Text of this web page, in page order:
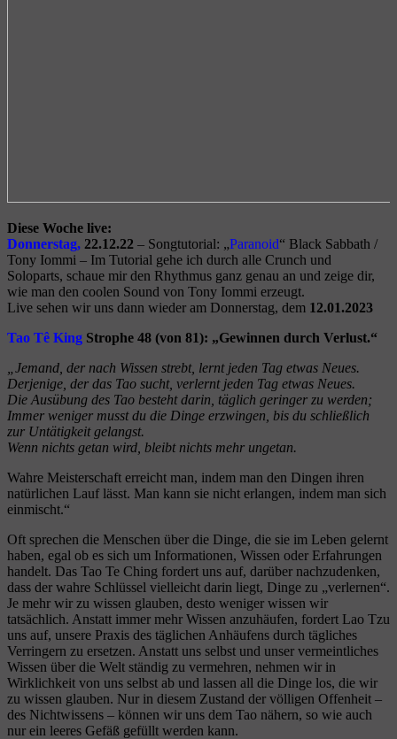
Diese Woche live:
Donnerstag, 22.12.22 – Songtutorial: „Paranoid“ Black Sabbath /
Tony Iommi – Im Tutorial gehe ich durch alle Crunch und
Soloparts, schaue mir den Rhythmus ganz genau an und zeige dir,
wie man den coolen Sound von Tony Iommi erzeugt.
Live sehen wir uns dann wieder am Donnerstag, dem 12.01.2023
Tao Tê King Strophe 48 (von 81): „Gewinnen durch Verlust.“
„Jemand, der nach Wissen strebt, lernt jeden Tag etwas Neues.
Derjenige, der das Tao sucht, verlernt jeden Tag etwas Neues.
Die Ausübung des Tao besteht darin, täglich geringer zu werden;
Immer weniger musst du die Dinge erzwingen, bis du schließlich
zur Untätigkeit gelangst.
Wenn nichts getan wird, bleibt nichts mehr ungetan.
Wahre Meisterschaft erreicht man, indem man den Dingen ihren
natürlichen Lauf lässt. Man kann sie nicht erlangen, indem man sich
einmischt.“
Oft sprechen die Menschen über die Dinge, die sie im Leben gelernt
haben, egal ob es sich um Informationen, Wissen oder Erfahrungen
handelt. Das Tao Te Ching fordert uns auf, darüber nachzudenken,
dass der wahre Schlüssel vielleicht darin liegt, Dinge zu „verlernen“.
Je mehr wir zu wissen glauben, desto weniger wissen wir
tatsächlich. Anstatt immer mehr Wissen anzuhäufen, fordert Lao Tzu
uns auf, unsere Praxis des täglichen Anhäufens durch tägliches
Verringern zu ersetzen. Anstatt uns selbst und unser vermeintliches
Wissen über die Welt ständig zu vermehren, nehmen wir in
Wirklichkeit von uns selbst ab und lassen all die Dinge los, die wir
zu wissen glauben. Nur in diesem Zustand der völligen Offenheit –
des Nichtwissens – können wir uns dem Tao nähern, so wie auch
nur ein leeres Gefäß gefüllt werden kann.